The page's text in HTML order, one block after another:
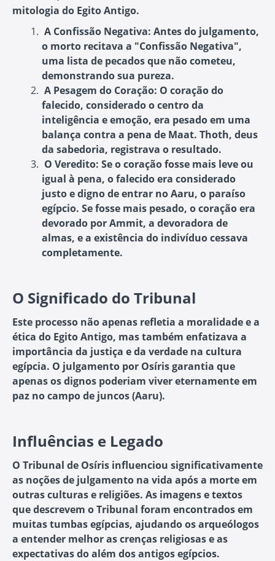
mitologia do Egito Antigo.
A Confissão Negativa: Antes do julgamento,
o morto recitava a "Confissão Negativa",
uma lista de pecados que não cometeu,
demonstrando sua pureza.
A Pesagem do Coração: O coração do
falecido, considerado o centro da
inteligência e emoção, era pesado em uma
balança contra a pena de Maat. Thoth, deus
da sabedoria, registrava o resultado.
O Veredito: Se o coração fosse mais leve ou
igual à pena, o falecido era considerado
justo e digno de entrar no Aaru, o paraíso
egípcio. Se fosse mais pesado, o coração era
devorado por Ammit, a devoradora de
almas, e a existência do indivíduo cessava
completamente.
O Significado do Tribunal
Este processo não apenas refletia a moralidade e a
ética do Egito Antigo, mas também enfatizava a
importância da justiça e da verdade na cultura
egípcia. O julgamento por Osíris garantia que
apenas os dignos poderiam viver eternamente em
paz no campo de juncos (Aaru).
Influências e Legado
O Tribunal de Osíris influenciou significativamente
as noções de julgamento na vida após a morte em
outras culturas e religiões. As imagens e textos
que descrevem o Tribunal foram encontrados em
muitas tumbas egípcias, ajudando os arqueólogos
a entender melhor as crenças religiosas e as
expectativas do além dos antigos egípcios.